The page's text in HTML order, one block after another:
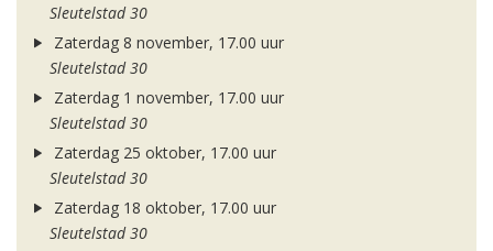
Sleutelstad 30
Zaterdag 8 november, 17.00 uur
Sleutelstad 30
Zaterdag 1 november, 17.00 uur
Sleutelstad 30
Zaterdag 25 oktober, 17.00 uur
Sleutelstad 30
Zaterdag 18 oktober, 17.00 uur
Sleutelstad 30